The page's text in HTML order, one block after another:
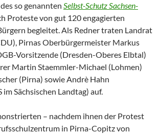
so genannten Selbst-Schutz Sachsen-
Proteste von gut 120 engagierten
begleitet. Als Redner traten Landrat
Pirnas Oberbürgermeister Markus
Vorsitzende (Dresden-Oberes Elbtal)
Martin Staemmler-Michael (Lohmen)
(Pirna) sowie Andrè Hahn
Sächsischen Landtag) auf.
– nachdem ihnen der Protest
in Pirna-Copitz von